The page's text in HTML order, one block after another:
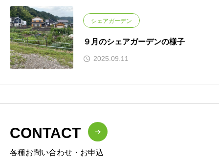
シェアガーデン
９月のシェアガーデンの様子
2025.09.11
CONTACT
各種お問い合わせ・お申込